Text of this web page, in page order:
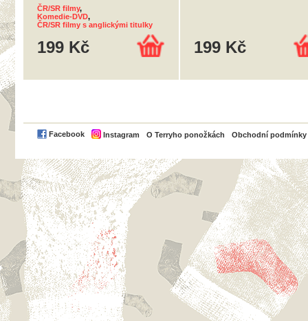
ČR/SR filmy,
Komedie-DVD,
ČR/SR filmy s anglickými titulky
199 Kč 199 Kč
Facebook Instagram O Terryho ponožkách Obchodní podmínky
PayPal